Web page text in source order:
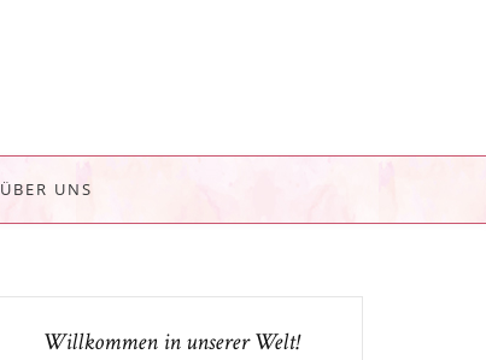
ÜBER UNS
Willkommen in unserer Welt!